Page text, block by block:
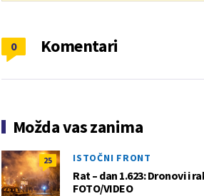
Komentari
0
Možda vas zanima
25 ISTOČNI FRONT
Rat – dan 1.623: Dronovi i
FOTO/VIDEO